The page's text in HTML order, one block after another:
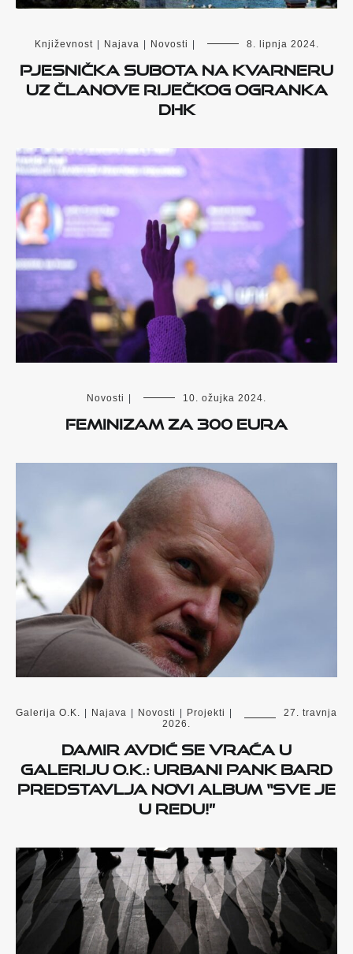
Književnost Najava Novosti 8. lipnja 2024.
Pjesnička subota na Kvarneru
uz članove riječkog ogranka
DHK
Novosti 10. ožujka 2024.
Feminizam za 300 eura
Galerija O.K. Najava Novosti Projekti
27. travnja
2026.
Damir Avdić se vraća u
Galeriju O.K.: urbani pank bard
predstavlja novi album “Sve je
u redu!”